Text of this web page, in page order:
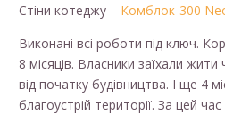
Стіни котеджу – Комблок-300
Виконані всі роботи під ключ.
8 місяців. Власники заїхали жити
від початку будівництва. І ще 4
благоустрій території. За цей